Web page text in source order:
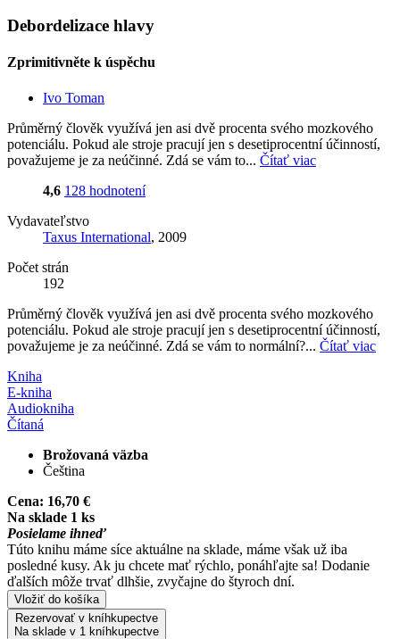
Debordelizace hlavy
Zprimitivněte k úspěchu
Ivo Toman
Průměrný člověk využívá jen asi dvě procenta svého mozkového
potenciálu. Pokud ale stroje pracují jen s desetiprocentní účinností,
považujeme je za neúčinné. Zdá se vám to... Čítať viac
4,6 128 hodnotení
Vydavateľstvo
Taxus International, 2009
Počet strán
192
Průměrný člověk využívá jen asi dvě procenta svého mozkového
potenciálu. Pokud ale stroje pracují jen s desetiprocentní účinností,
považujeme je za neúčinné. Zdá se vám to normální?... Čítať viac
Kniha
E-kniha
Audiokniha
Čítaná
Brožovaná väzba
Čeština
Cena: 16,70 €
Na sklade 1 ks
Posielame ihneď
Túto knihu máme síce aktuálne na sklade, máme však už iba
posledné kusy. Ak ju chcete mať rýchlo, ponáhľajte sa! Dodanie
ďalších môže trvať dlhšie, zvyčajne do štyroch dní.
Vložiť do košíka
Rezervovať v kníhkupectve
Na sklade v 1 kníhkupectve